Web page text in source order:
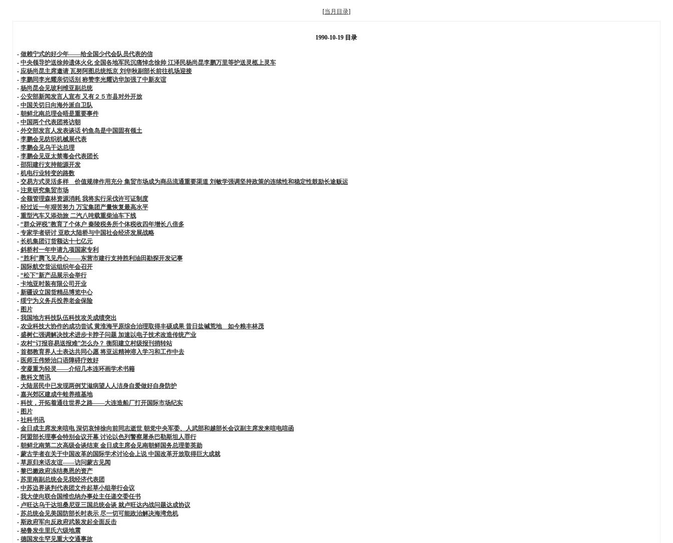
[当月目录]
1990-10-19 目录
- 做赖宁式的好少年——给全国少代会队员代表的信
- 中央领导护送徐帅遗体火化 全国各地军民沉痛悼念徐帅 江泽民杨尚昆李鹏万里等护送灵柩上灵车
- 应杨尚昆主席邀请 瓦努阿图总统抵京 刘华秋副部长前往机场迎接
- 李鹏同李光耀亲切话别 称赞李光耀访华加强了中新友谊
- 杨尚昆会见玻利维亚副总统
- 公安部新闻发言人宣布 又有２５市县对外开放
- 中国关切日向海外派自卫队
- 朝鲜北南总理会晤是重要事件
- 中国两个代表团将访朝
- 外交部发言人发表谈话 钓鱼岛是中国固有领土
- 李鹏会见纺织机械展代表
- 李鹏会见乌干达总理
- 李鹏会见亚太禁毒会代表团长
- 邵阳建行支持能源开发
- 机电行业转变的路数
- 交易方式灵活多样 价值规律作用充分 集贸市场成为商品流通重要渠道 刘敏学强调坚持政策的连续性和稳定性鼓励长途贩运
- 注意研究集贸市场
- 全额管理森林资源消耗 我将实行采伐许可证制度
- 经过近一年艰苦努力 万宝集团产量恢复最高水平
- 重型汽车又添劲旅 二汽八吨载重柴油车下线
- “群众评税”教育了个体户 秦陵税务所个体税收四年增长八倍多
- 专家学者研讨 亚欧大陆桥与中国社会经济发展战略
- 长机集团订货额达十七亿元
- 斜桥村一年申请九项国家专利
- “胜利”腾飞见丹心——东营市建行支持胜利油田勘探开发记事
- 国际航空货运组织年会召开
- “松下”新产品展示会举行
- 卡地亚时装有限公司开业
- 新疆设立国货精品博览中心
- 绥宁为义务兵投养老金保险
- 图片
- 我国地方科技队伍科技攻关成绩突出
- 农业科技大协作的成功尝试 黄淮海平原综合治理取得丰硕成果 昔日盐碱荒地 如今粮丰林茂
- 盛树仁强调解决技术进步卡脖子问题 加速以电子技术改造传统产业
- 农村“订报容易送报难”怎么办？ 衡阳建立村级报刊捎转站
- 首都教育界人士表达共同心愿 将亚运精神溶入学习和工作中去
- 医师王伟矫治口语障碍疗效好
- 变凝重为轻灵——介绍几本连环画学术书籍
- 教科文简讯
- 大陆居民中已发现两例艾滋病望人人洁身自爱做好自身防护
- 嘉兴郊区建成牛蛙养殖基地
- 科技，开拓着通往世界之路——大连造船厂打开国际市场纪实
- 图片
- 社科书讯
- 金日成主席发来唁电 深切哀悼徐向前同志逝世 朝党中央军委、人武部和越部长会议副主席发来唁电唁函
- 阿盟部长理事会特别会议开幕 讨论以色列警察屠杀巴勒斯坦人罪行
- 朝鲜北南第二次高级会谈结束 金日成主席会见南朝鲜国务总理姜英勋
- 蒙古学者在关于中国改革的国际学术讨论会上说 中国改革开放取得巨大成就
- 草原归来话友谊——访问蒙古见闻
- 黎巴嫩政府冻结奥恩的资产
- 苏里南副总统会见我经济代表团
- 中苏边界谈判代表团文件起草小组举行会议
- 我大使向联合国维也纳办事处主任递交委任书
- 卢旺达乌干达坦桑尼亚三国总统会谈 就卢旺达内战问题达成协议
- 苏总统会见美国防部长时表示 尽一切可能政治解决海湾危机
- 斯政府军向反政府武装发起全面反击
- 秘鲁发生里氏六级地震
- 德国发生罕见重大交通事故